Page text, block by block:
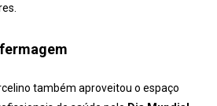
também aproveitou o espaço